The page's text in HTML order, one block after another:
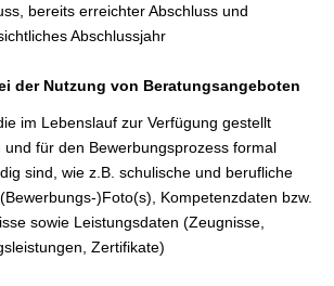
bereits erreichter Abschluss und
Abschlussjahr
der Nutzung von Beratungsangeboten
im Lebenslauf zur Verfügung gestellt
und für den Bewerbungsprozess formal
sind, wie z.B. schulische und berufliche
)Foto(s), Kompetenzdaten bzw.
sowie Leistungsdaten (Zeugnisse,
Zertifikate)